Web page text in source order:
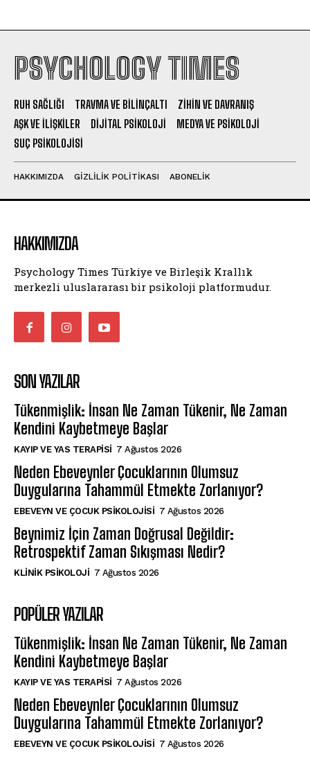
PSYCHOLOGY TIMES
RUH SAĞLIĞI TRAVMA VE BILINÇALTI
ZIHIN VE DAVRANIŞ
AŞK VE İLIŞKILER
DIJITAL PSIKOLOJI
MEDYA VE PSIKOLOJI
SUÇ PSIKOLOJISI
HAKKIMIZDA GIZLILIK POLITIKASI ABONELIK
HAKKIMIZDA
Psychology Times Türkiye ve Birleşik Krallık
merkezli uluslararası bir psikoloji platformudur.
SON YAZILAR
Tükenmişlik: İnsan Ne Zaman Tükenir, Ne Zaman
Kendini Kaybetmeye Başlar
KAYIP VE YAS TERAPISI 7 Ağustos 2026
Neden Ebeveynler Çocuklarının Olumsuz
Duygularına Tahammül Etmekte Zorlanıyor?
EBEVEYN VE ÇOCUK PSIKOLOJISI 7 Ağustos 2026
Beynimiz İçin Zaman Doğrusal Değildir:
Retrospektif Zaman Sıkışması Nedir?
KLINIK PSIKOLOJI 7 Ağustos 2026
POPÜLER YAZILAR
Tükenmişlik: İnsan Ne Zaman Tükenir, Ne Zaman
Kendini Kaybetmeye Başlar
KAYIP VE YAS TERAPISI 7 Ağustos 2026
Neden Ebeveynler Çocuklarının Olumsuz
Duygularına Tahammül Etmekte Zorlanıyor?
EBEVEYN VE ÇOCUK PSIKOLOJISI 7 Ağustos 2026